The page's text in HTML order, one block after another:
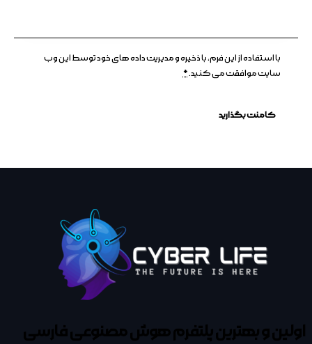
با استفاده از این فرم، با ذخیره و مدیریت داده های خود توسط این وب
سایت موافقت می کنید.*
اولین و بهترین پلتفرمهوش مصنوعی فارسی